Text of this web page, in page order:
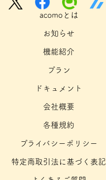
acomoとは
お知らせ
機能紹介
プラン
ドキュメント
会社概要
各種規約
プライバシーポリシー
特定商取引法に基づく表記